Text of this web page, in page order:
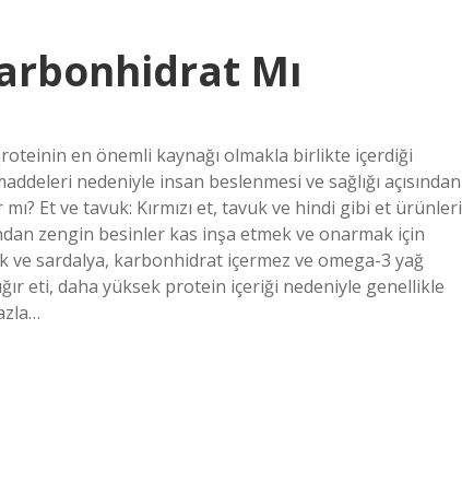
Mı
en önemli kaynağı olmakla birlikte içerdiği
nedeniyle insan beslenmesi ve sağlığı açısından
Et ve tavuk: Kırmızı et, tavuk ve hindi gibi et ürünleri
zengin besinler kas inşa etmek ve onarmak için
ve sardalya, karbonhidrat içermez ve omega-3 yağ
eti, daha yüksek protein içeriği nedeniyle genellikle